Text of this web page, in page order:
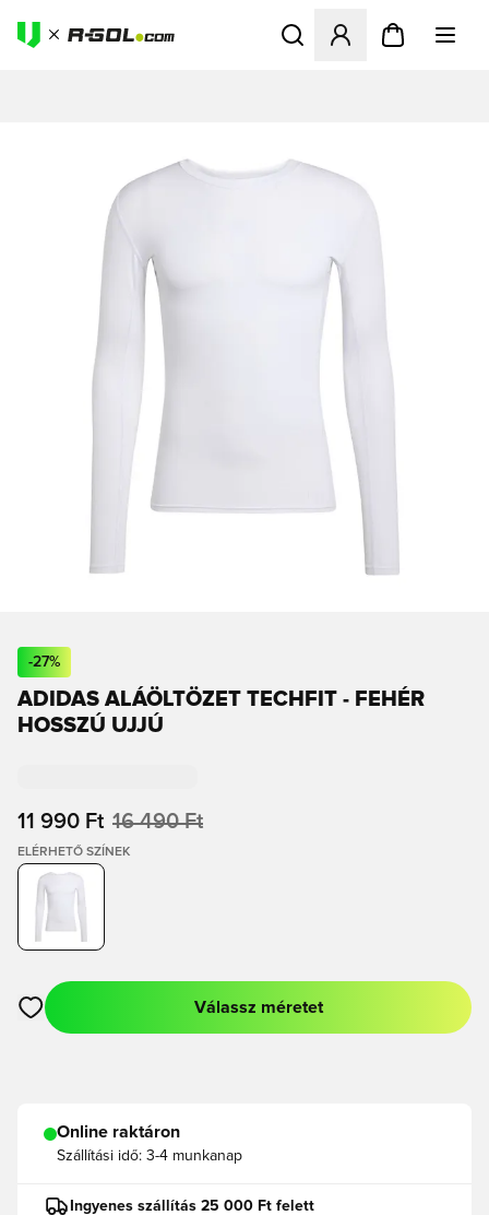
Megnyit egy modált a
-27%
ADIDAS ALÁÖLTÖZET TECHFIT - FEHÉR
HOSSZÚ UJJÚ
11 990 Ft 16 490 Ft
ELÉRHETŐ SZÍNEK
Megnyit egy modált a bejelentkezéshez vagy a tagként való
Válassz méretet
Online raktáron
Szállítási idő: 3-4 munkanap
Ingyenes szállítás 25 000 Ft felett